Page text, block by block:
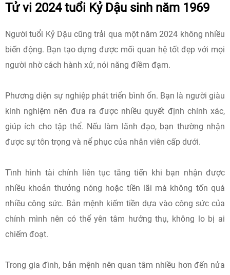
Tử vi 2024 tuổi Kỷ Dậu sinh năm 1969
Người tuổi Kỷ Dậu cũng trải qua một năm 2024 không nhiều
biến động. Bạn tạo dựng được mối quan hệ tốt đẹp với mọi
người nhờ cách hành xử, nói năng điềm đạm.
Phương diện sự nghiệp phát triển bình ổn. Bạn là người giàu
kinh nghiệm nên đưa ra được nhiều quyết định chính xác,
giúp ích cho tập thể. Nếu làm lãnh đạo, bạn thường nhận
được sự tôn trọng và nể phục của nhân viên cấp dưới.
Tình hình tài chính liên tục tăng tiến khi bạn nhận được
nhiều khoản thưởng nóng hoặc tiền lãi mà không tốn quá
nhiều công sức. Bản mệnh kiếm tiền dựa vào công sức của
chính mình nên có thể yên tâm hưởng thụ, không lo bị ai
chiếm đoạt.
Trong gia đình, bản mệnh nên quan tâm nhiều hơn đến nửa